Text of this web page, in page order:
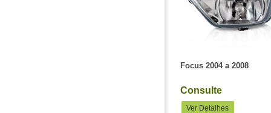
Focus 2004 a 2008
Consulte
Ver Detalhes